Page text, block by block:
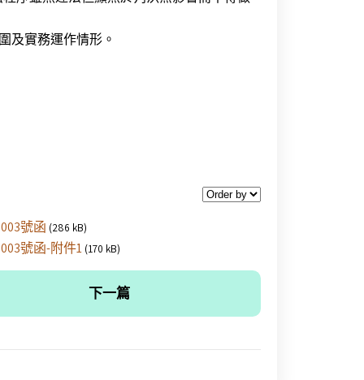
及實務運作情形。
號函 (286 kB)
號函-附件1 (170 kB)
下一篇